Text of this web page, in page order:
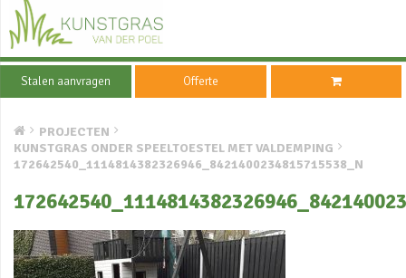
Stalen aanvragen Offerte
PROJECTEN
KUNSTGRAS ONDER SPEELTOESTEL MET VALDEMPING
172642540_1114814382326946_8421400234815715538_N